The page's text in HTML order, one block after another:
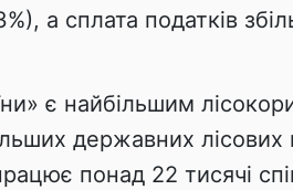
а сплата податків
є найбільшим
державних
понад 22 тисячі